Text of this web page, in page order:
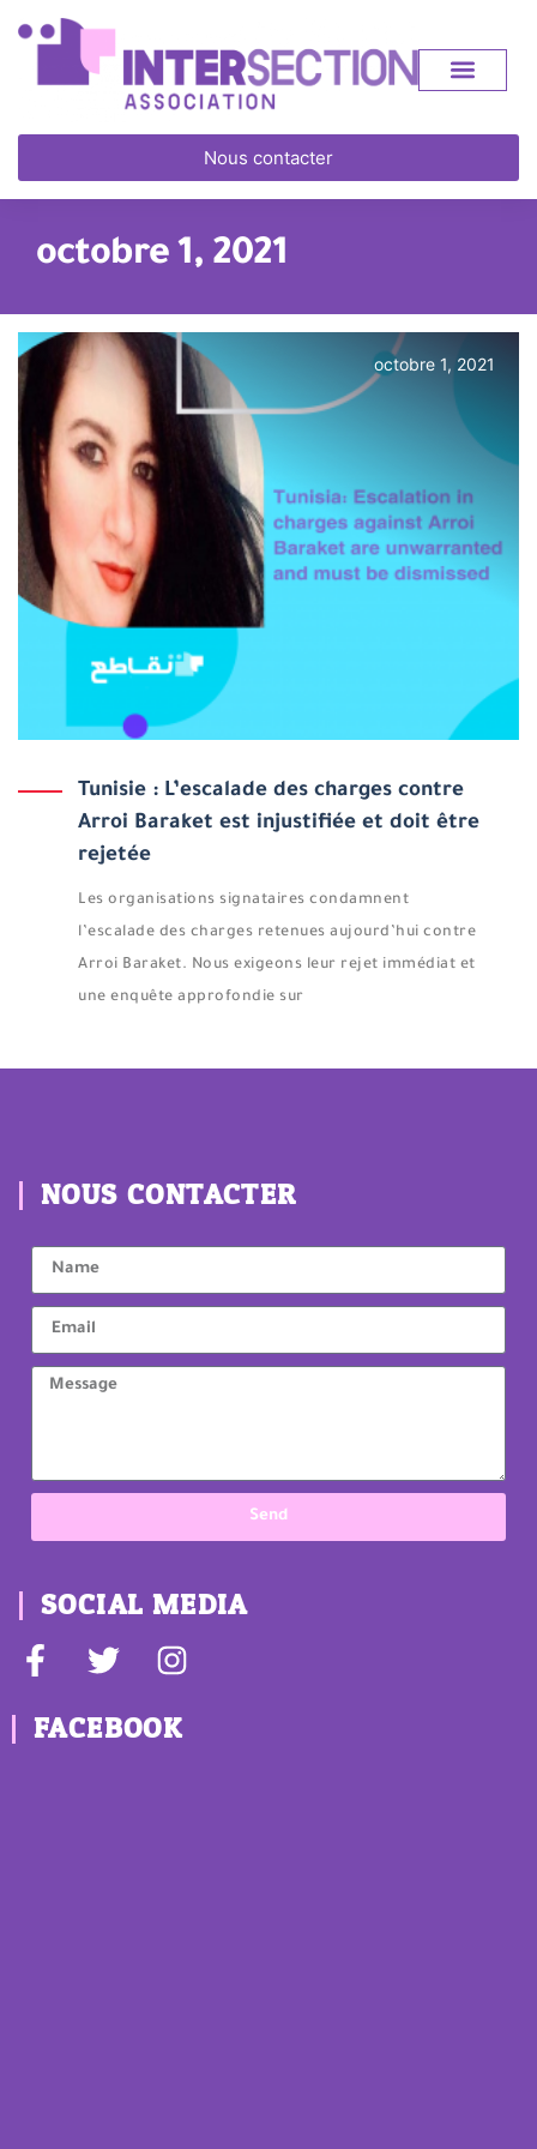
Nous contacter
octobre 1, 2021
octobre 1, 2021
Tunisie : L’escalade des charges contre
Arroi Baraket est injustifiée et doit être
rejetée
Les organisations signataires condamnent
l’escalade des charges retenues aujourd’hui contre
Arroi Baraket. Nous exigeons leur rejet immédiat et
une enquête approfondie sur
NOUS CONTACTER
Send
SOCIAL MEDIA
FACEBOOK